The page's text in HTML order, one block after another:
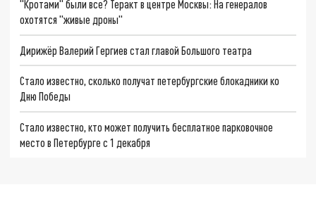
"Кротами" были все? Теракт в центре Москвы: На генералов
охотятся "живые дроны"
Дирижёр Валерий Гергиев стал главой Большого театра
Стало известно, сколько получат петербургские блокадники ко
Дню Победы
Стало известно, кто может получить бесплатное парковочное
место в Петербурге с 1 декабря